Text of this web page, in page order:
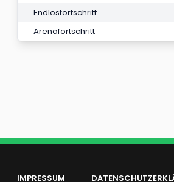
Endlosfortschritt
Arenafortschritt
IMPRESSUM